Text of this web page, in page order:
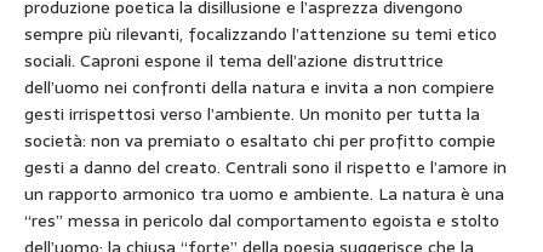
produzione poetica la disillusione e l’asprezza divengono
sempre più rilevanti, focalizzando l’attenzione su temi etico
sociali. Caproni espone il tema dell’azione distruttrice
dell’uomo nei confronti della natura e invita a non compiere
gesti irrispettosi verso l’ambiente. Un monito per tutta la
società: non va premiato o esaltato chi per profitto compie
gesti a danno del creato. Centrali sono il rispetto e l’amore in
un rapporto armonico tra uomo e ambiente. La natura è una
“res” messa in pericolo dal comportamento egoista e stolto